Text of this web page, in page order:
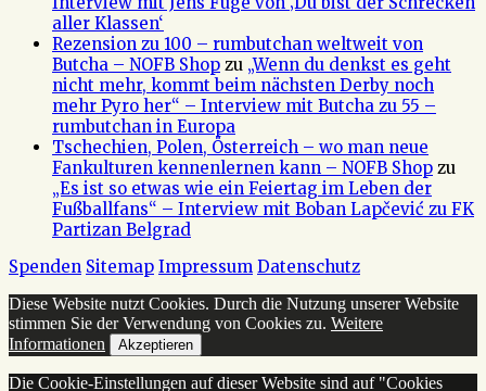
aller Klassen‘
Rezension zu 100 – rumbutchan weltweit von
Butcha – NOFB Shop zu „Wenn du denkst es geht
nicht mehr, kommt beim nächsten Derby noch
mehr Pyro her“ – Interview mit Butcha zu 55 –
rumbutchan in Europa
Tschechien, Polen, Österreich – wo man neue
Fankulturen kennenlernen kann – NOFB Shop zu
„Es ist so etwas wie ein Feiertag im Leben der
Fußballfans“ – Interview mit Boban Lapčević zu FK
Partizan Belgrad
Spenden Sitemap Impressum Datenschutz
Diese Website nutzt Cookies. Durch die Nutzung unserer Website
stimmen Sie der Verwendung von Cookies zu. Weitere
Informationen
Akzeptieren
Die Cookie-Einstellungen auf dieser Website sind auf "Cookies